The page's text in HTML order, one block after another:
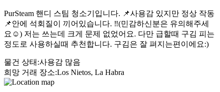
PurSteam 핸디 스팀 청소기입니다. 📌사용감 있지만 정상 작동
📌안에 석회질이 끼어있습니다. ‼️(민감하신분은 유의해주세
요☺️) 저는 쓰는데 크게 문제 없었어요. 다만 급할때 구김 피는
정도로 사용하실때 추천합니다. 구김은 잘 펴지는편이에요:)
물건 상태 :사용감 많음
희망 거래 장소:Los Nietos, La Habra